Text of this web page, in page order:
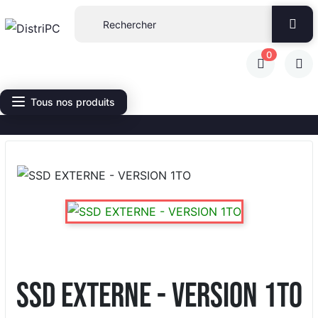
0
Tous nos produits
SSD EXTERNE - VERSION 1TO